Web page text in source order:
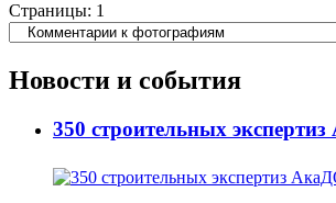
Страницы: 1
Новости и события
350 строительных